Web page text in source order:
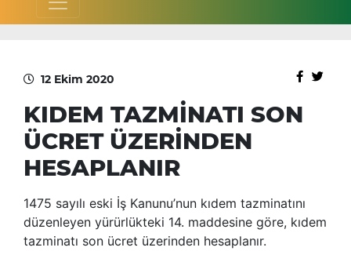
12 Ekim 2020
KIDEM TAZMİNATI SON
ÜCRET ÜZERİNDEN
HESAPLANIR
1475 sayılı eski İş Kanunu’nun kıdem tazminatını
düzenleyen yürürlükteki 14. maddesine göre, kıdem
tazminatı son ücret üzerinden hesaplanır.